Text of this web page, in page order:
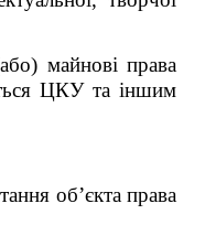
майнові права
ЦКУ та іншим
об’єкта права